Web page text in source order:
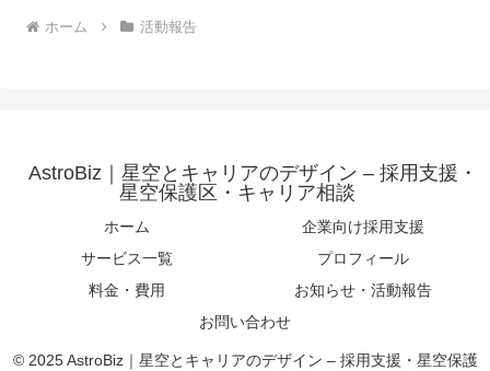
ホーム 活動報告
AstroBiz｜星空とキャリアのデザイン – 採用支援・
星空保護区・キャリア相談
ホーム
企業向け採用支援
サービス一覧
プロフィール
料金・費用
お知らせ・活動報告
お問い合わせ
© 2025 AstroBiz｜星空とキャリアのデザイン – 採用支援・星空保護